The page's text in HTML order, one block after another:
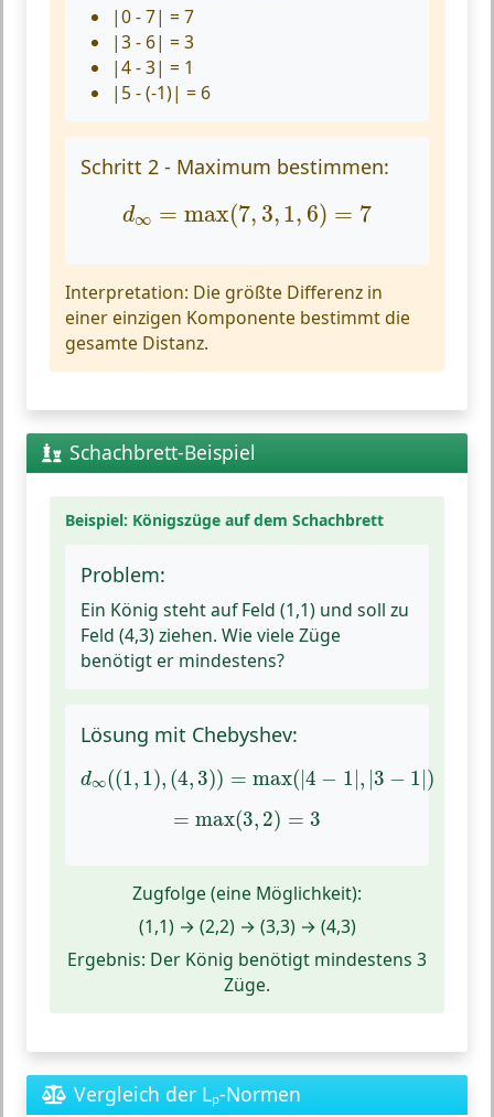
|0 - 7| = 7
|3 - 6| = 3
|4 - 3| = 1
|5 - (-1)| = 6
Schritt 2 - Maximum bestimmen:
d∞ = max(7, 3,1, 6) = 7
max(7 ,3 ,1 6)
Interpretation: Die größte Differenz in
einer einzigen Komponente bestimmt die
gesamte Distanz.
Schachbrett-Beispiel
Beispiel: Königszüge auf dem Schachbrett
Problem:
Ein König steht auf Feld (1,1) und soll zu
Feld (4,3) ziehen. Wie viele Züge
benötigt er mindestens?
Lösung mit Chebyshev:
d∞((1, 1), (4, 3)) = max(|4 − 1|, |3 − 1|)
d ∞(( 1,1 ,(4 ,3)) max(|4− | ,| 3− | )
= max(3, 2) = 3
=max(3 ,2)
Zugfolge (eine Möglichkeit):
(1,1) → (2,2) → (3,3) → (4,3)
Ergebnis: Der König benötigt mindestens 3
Züge.
Vergleich der Lₚ-Normen